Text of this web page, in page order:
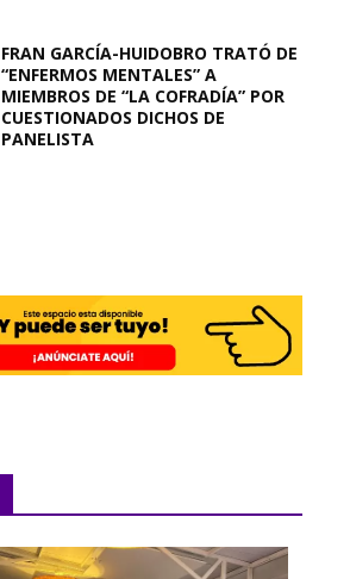
FRAN GARCÍA-HUIDOBRO TRATÓ DE
“ENFERMOS MENTALES” A
MIEMBROS DE “LA COFRADÍA” POR
CUESTIONADOS DICHOS DE
PANELISTA